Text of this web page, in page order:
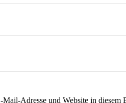
Mail-Adresse und Website in diesem